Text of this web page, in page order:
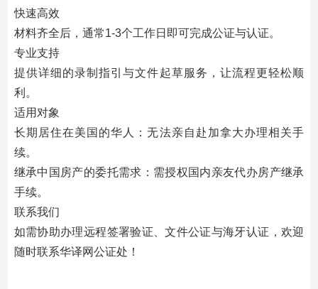
快速高效
材料齐全后，通常1-3个工作日即可完成公证与认证。
专业支持
提供详细的录制指引与文件起草服务，让流程更轻松顺
利。
适用对象
长期居住在美国的华人：无法亲自赴加拿大办理相关手
续。
继承中国房产的委托需求：需授权国内亲友代办房产继承
手续。
联系我们
如需协助办理远程签署验证、文件公证与海牙认证，欢迎
随时联系华译网公证处！